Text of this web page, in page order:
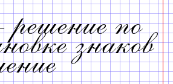
решение по
знаков